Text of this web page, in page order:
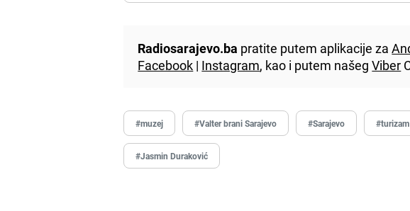
Radiosarajevo.ba pratite putem aplikacije za
Facebook | Instagram, kao i putem našegViber
#muzej #Valter brani Sarajevo #Sarajevo #turizam
#Jasmin Duraković